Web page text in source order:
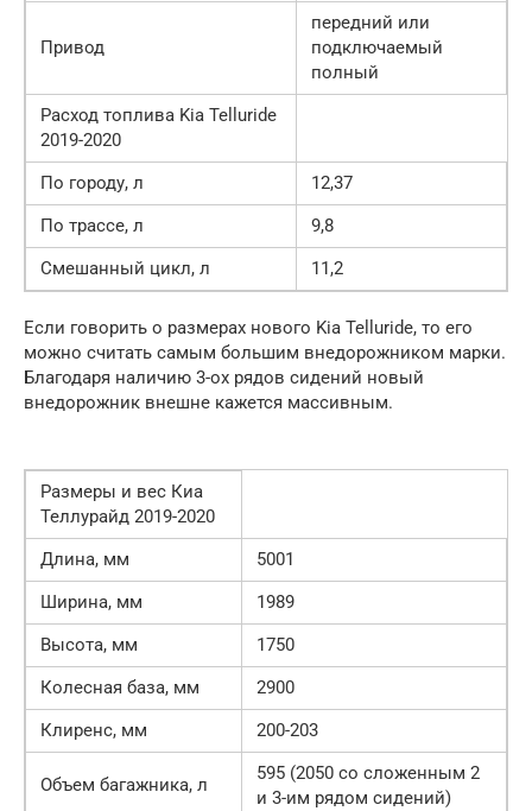
Привод
передний или
подключаемый
полный
Расход топлива Kia Telluride
2019-2020
По городу, л
12,37
По трассе, л
9,8
Смешанный цикл, л
11,2
Если говорить о размерах нового Kia Telluride, то его
можно считать самым большим внедорожником марки.
Благодаря наличию 3-ох рядов сидений новый
внедорожник внешне кажется массивным.
Размеры и вес Киа
Теллурайд 2019-2020
Длина, мм
5001
Ширина, мм
1989
Высота, мм
1750
Колесная база, мм
2900
Клиренс, мм
200-203
Объем багажника, л
595 (2050 со сложенным 2
и 3-им рядом сидений)